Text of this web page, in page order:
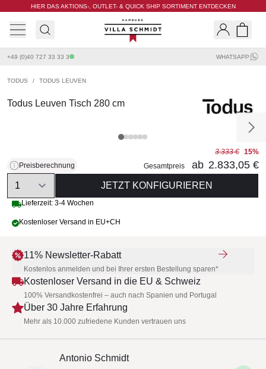
HIER DAS AKTIONS-, OUTLET- & QUICK SHIP SORTIMENT ENTDECKEN
Villa Schmidt
+49 (0)40 727 33 33 3 WHATSAPP
TODUS / TODUS LEUVEN
Todus Leuven Tisch 280 cm
Preisberechnung
3.333 € 15%
Gesamtpreis
ab 2.833,05 €
Quantity
JETZT KONFIGURIEREN
Lieferzeit: 3-4 Wochen
Kostenloser Versand in EU+CH
11% Newsletter-Rabatt
Kostenlos anmelden und bei Ihrer ersten Bestellung sparen*
Kostenloser Versand in die EU & Schweiz
100% Versandkostenfrei – auch nach Spanien und Portugal
Über 30 Jahre Erfahrung
Mehr als 10.000 zufriedene Kunden vertrauen uns
Antonio Schmidt